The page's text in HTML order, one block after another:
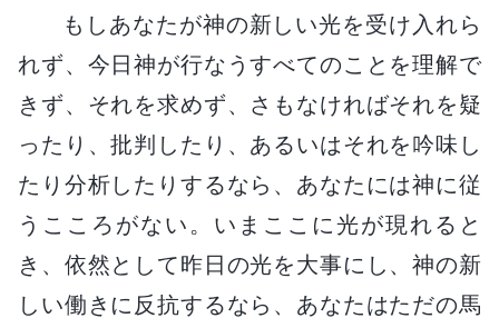
もしあなたが神の新しい光を受け入れら
れず、今日神が行なうすべてのことを理解で
きず、それを求めず、さもなければそれを疑
ったり、批判したり、あるいはそれを吟味し
たり分析したりするなら、あなたには神に従
うこころがない。いまここに光が現れると
き、依然として昨日の光を大事にし、神の新
しい働きに反抗するなら、あなたはただの馬